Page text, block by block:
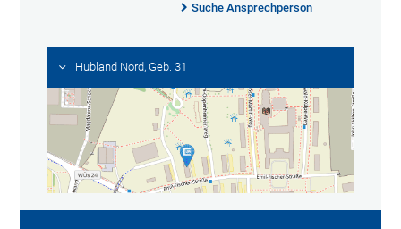
Suche Ansprechperson
Hubland Nord, Geb. 31